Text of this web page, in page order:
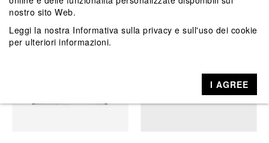
nostro sito Web.
Leggi la nostra Informativa sulla privacy e sull'uso dei cookie
per ulteriori informazioni.
I AGREE